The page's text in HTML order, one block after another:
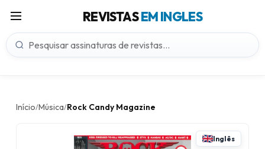
REVISTASEM INGLES
Início/Música/Rock Candy Magazine
Inglês